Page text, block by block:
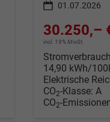
(PDF)
parken
01.07.2026
30.250,–
incl. 19% MwSt.
14,90 kWh/
Elektrische
CO2-Klasse: A
CO2-